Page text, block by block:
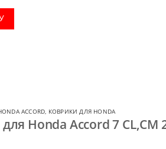
ACCORD, КОВРИКИ ДЛЯ HONDA
Honda Accord 7 CL,CM